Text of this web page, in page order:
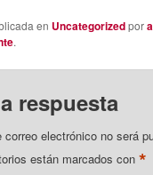
en Uncategorizedpor
.
respuesta
correo electrónico no será
están marcados con*